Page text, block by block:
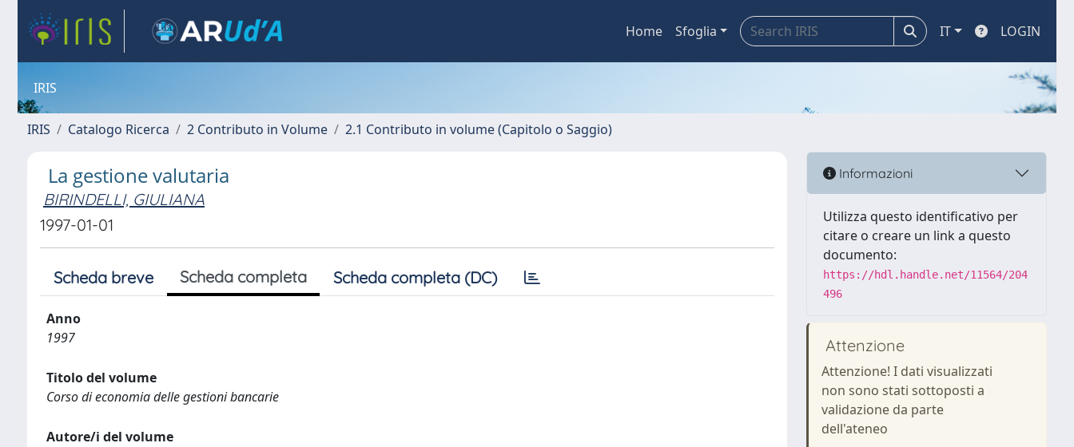
Home Sfoglia IT LOGIN
IRIS
IRIS Catalogo Ricerca 2 Contributo in Volume 2.1 Contributo in volume (Capitolo o Saggio)
La gestione valutaria
BIRINDELLI, GIULIANA
1997-01-01
Scheda breve Scheda completa Scheda completa (DC)
Anno
1997
Titolo del volume
Corso di economia delle gestioni bancarie
Autore/i del volume
Informazioni
Utilizza questo identificativo per
citare o creare un link a questo
documento:
https://hdl.handle.net/11564/204
496
Attenzione
Attenzione! I dati visualizzati
non sono stati sottoposti a
validazione da parte
dell'ateneo